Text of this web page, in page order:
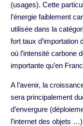
(usages). Cette
l’énergie faiblement
utilisée dans la
fort taux d’importation
où l’intensité carbone
importante qu’en
A l’avenir, la
sera principalement
d’envergure
l’internet des objets